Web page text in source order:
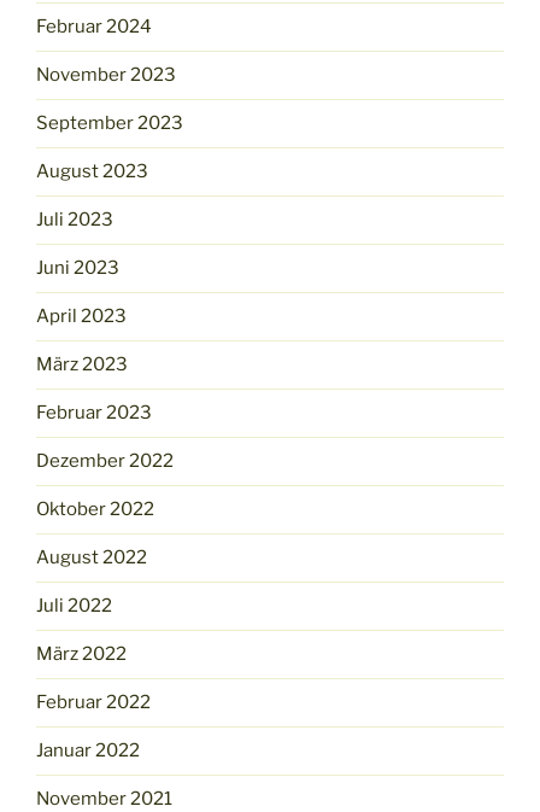
Februar 2024
November 2023
September 2023
August 2023
Juli 2023
Juni 2023
April 2023
März 2023
Februar 2023
Dezember 2022
Oktober 2022
August 2022
Juli 2022
März 2022
Februar 2022
Januar 2022
November 2021